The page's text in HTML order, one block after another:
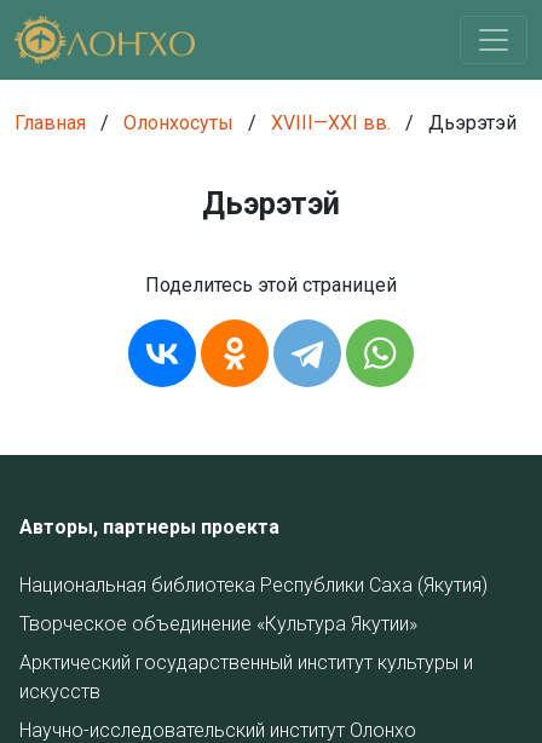
Главная / Олонхосуты / XVIII—XXI вв. / Дьэрэтэй
Дьэрэтэй
Поделитесь этой страницей
Авторы, партнеры проекта
Национальная библиотека Республики Саха (Якутия)
Творческое объединение «Культура Якутии»
Арктический государственный институт культуры и
искусств
Научно-исследовательский институт Олонхо